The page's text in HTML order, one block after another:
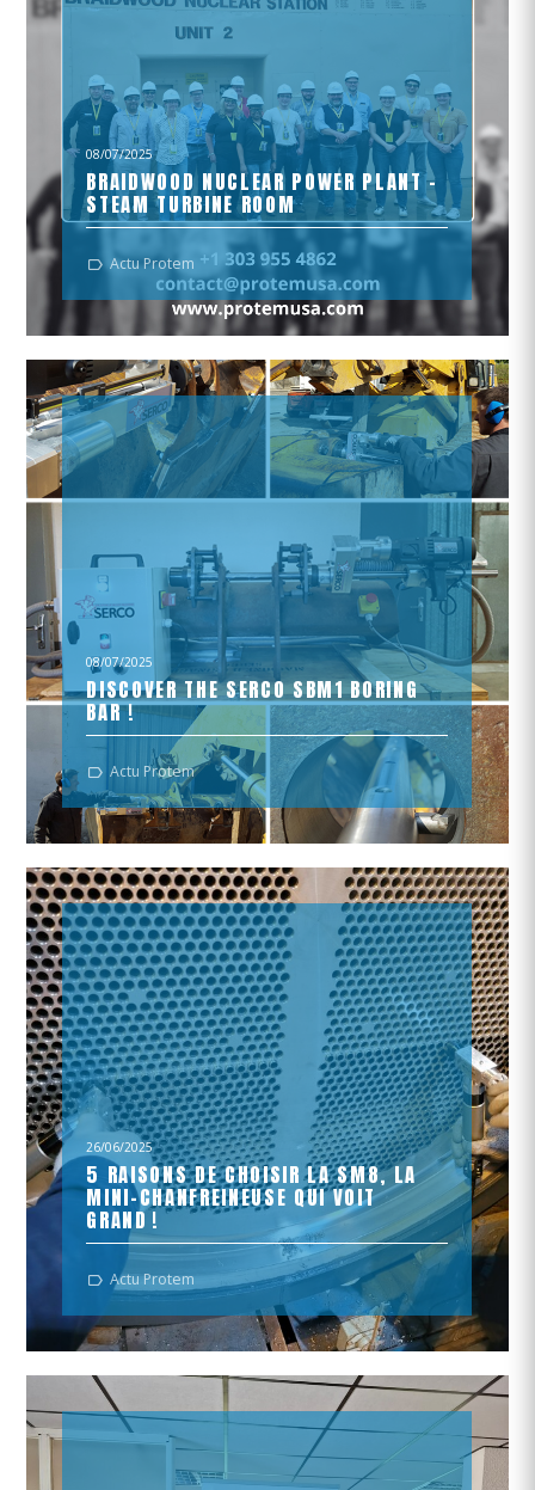
08/07/2025
BRAIDWOOD NUCLEAR POWER PLANT –
STEAM TURBINE ROOM
Braidwood Nuclear Power Plant – Steam Turbine
RoomActu Protem
08/07/2025
DISCOVER THE SERCO SBM1 BORING
BAR !
Precision, portability, and performance
Actu Protem
26/06/2025
5 RAISONS DE CHOISIR LA SM8, LA
MINI-CHANFREINEUSE QUI VOIT
GRAND !
Besoin d'une démo ? Un projet ? Écrivez nous par email
contact@protem.fr !
Actu Protem